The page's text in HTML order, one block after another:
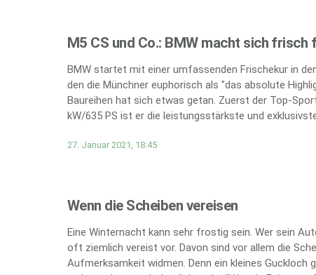
M5 CS und Co.: BMW macht sich frisch
BMW startet mit einer umfassenden Frischekur in
den die Münchner euphorisch als "das absolute
Baureihen hat sich etwas getan. Zuerst der Top-
kW/635 PS ist er die leistungsstärkste und
27. Januar 2021, 18:45
Wenn die Scheiben vereisen
Eine Winternacht kann sehr frostig sein. Wer sein
oft ziemlich vereist vor. Davon sind vor allem die
Aufmerksamkeit widmen. Denn ein kleines Guckloch